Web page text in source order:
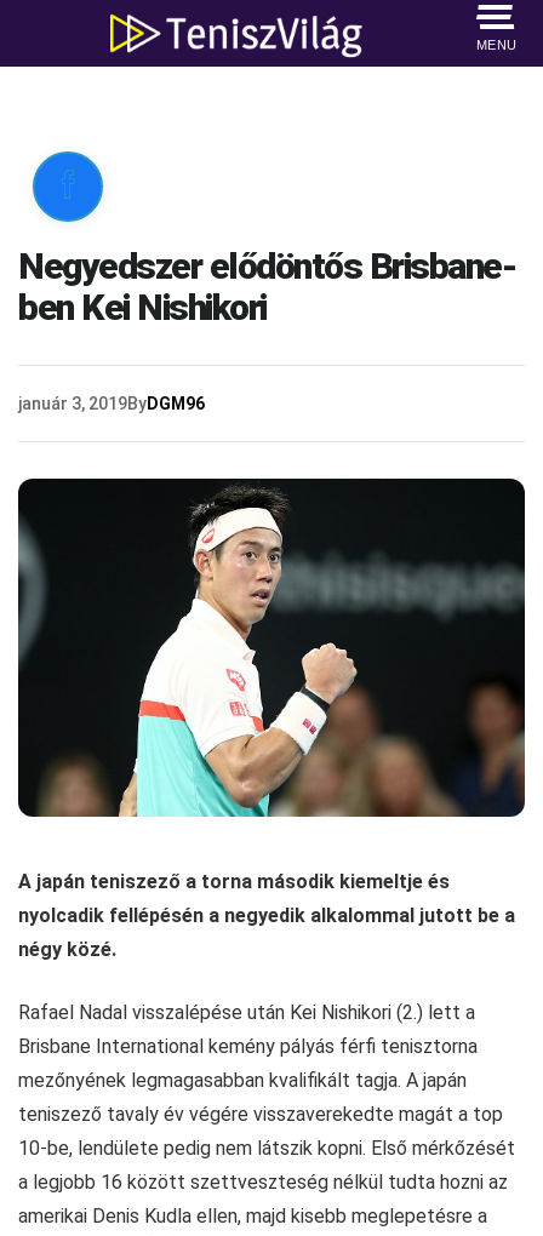
MENU

Negyedszer elődöntős Brisbane-
ben Kei Nishikori
január 3, 2019ByDGM96
A japán teniszező a torna második kiemeltje és
nyolcadik fellépésén a negyedik alkalommal jutott be a
négy közé.
Rafael Nadal visszalépése után Kei Nishikori (2.) lett a
Brisbane International kemény pályás férfi tenisztorna
mezőnyének legmagasabban kvalifikált tagja. A japán
teniszező tavaly év végére visszaverekedte magát a top
10-be, lendülete pedig nem látszik kopni. Első mérkőzését
a legjobb 16 között szettveszteség nélkül tudta hozni az
amerikai Denis Kudla ellen, majd kisebb meglepetésre a